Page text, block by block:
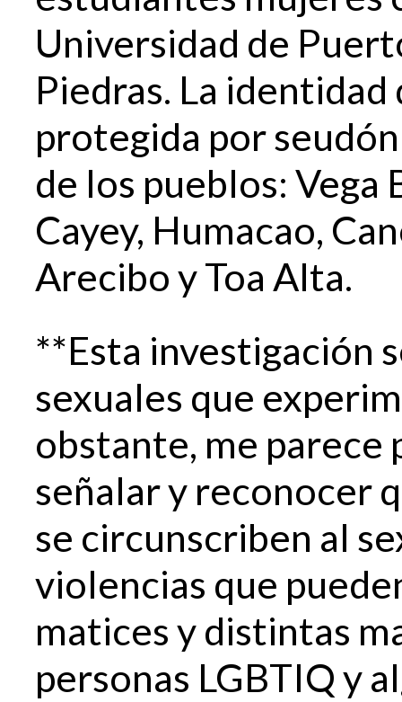
Universidad de
Piedras. La
protegida por
de los pueblos: Vega
Cayey, Humacao,
Arecibo y Toa Alta.
**Esta investigación
sexuales que
obstante, me parece
señalar y reconocer
se circunscriben al
violencias que
matices y distintas
personas LGBTIQ y